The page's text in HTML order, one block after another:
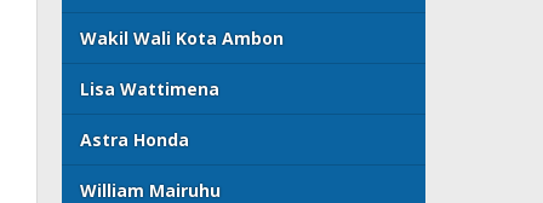
Wakil Wali Kota Ambon
Lisa Wattimena
Astra Honda
William Mairuhu